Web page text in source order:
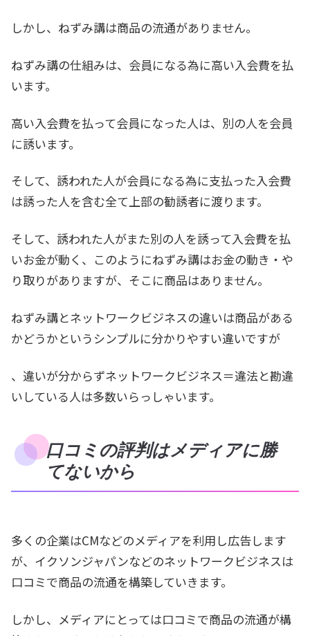
しかし、ねずみ講は商品の流通がありません。
ねずみ講の仕組みは、会員になる為に高い入会費を払
います。
高い入会費を払って会員になった人は、別の人を会員
に誘います。
そして、誘われた人が会員になる為に支払った入会費
は誘った人を含む全て上部の勧誘者に渡ります。
そして、誘われた人がまた別の人を誘って入会費を払
いお金が動く、このようにねずみ講はお金の動き・や
り取りがありますが、そこに商品はありません。
ねずみ講とネットワークビジネスの違いは商品がある
かどうかというシンプルに分かりやすい違いですが
、違いが分からずネットワークビジネス＝違法と勘違
いしている人は多数いらっしゃいます。
口コミの評判はメディアに勝
てないから
多くの企業はCMなどのメディアを利用し広告します
が、イクソンジャパンなどのネットワークビジネスは
口コミで商品の流通を構築していきます。
しかし、メディアにとっては口コミで商品の流通が構